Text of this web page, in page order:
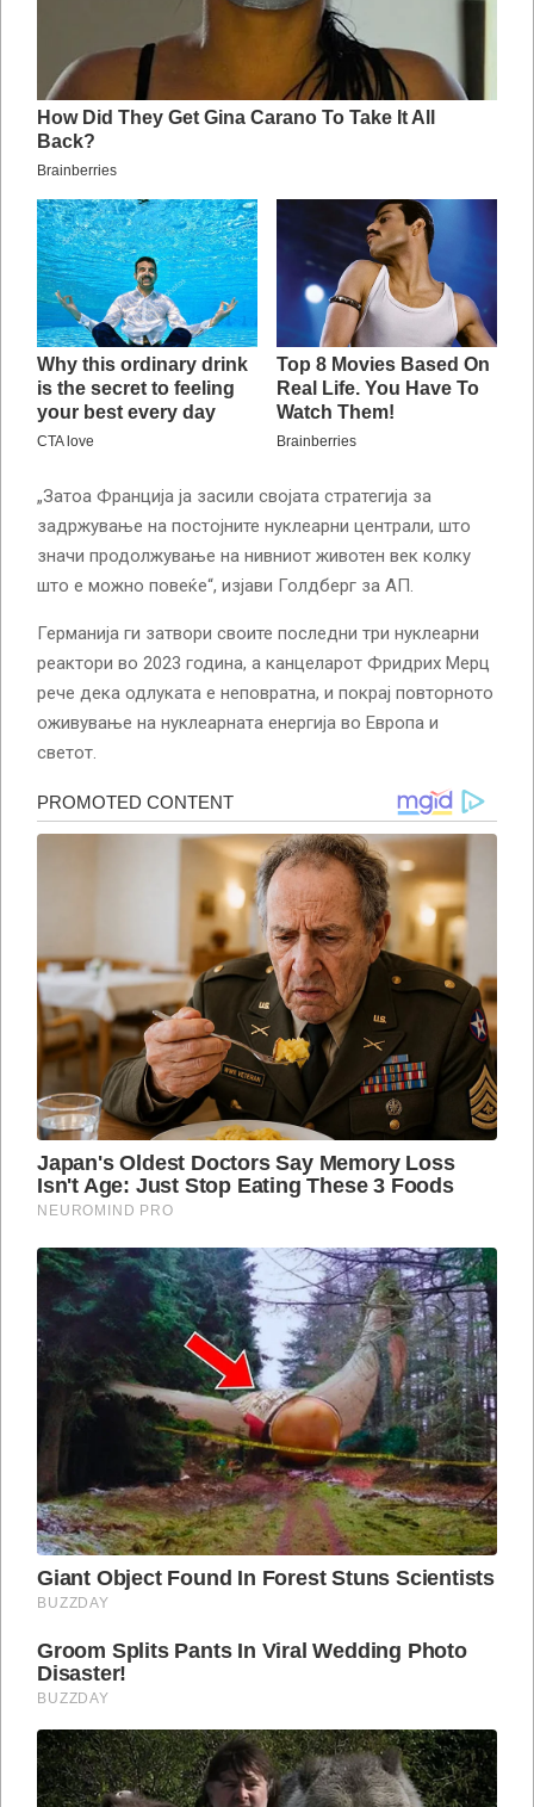
„Затоа Франција ја засили својата стратегија за
задржување на постојните нуклеарни централи, што
значи продолжување на нивниот животен век колку
што е можно повеќе“, изјави Голдберг за АП.
Германија ги затвори своите последни три нуклеарни
реактори во 2023 година, а канцеларот Фридрих Мерц
рече дека одлуката е неповратна, и покрај повторното
оживување на нуклеарната енергија во Европа и
светот.